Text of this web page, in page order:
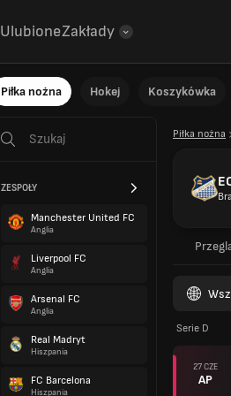
UlubioneZakłady
Piłka nożna Hokej Koszykówka
ZESPOŁY
Manchester United FC
Anglia
Liverpool FC
Anglia
Arsenal FC
Anglia
Real Madryt
Hiszpania
FC Barcelona
Hiszpania
Piłka nożna
Serie D
27 CZE
AP